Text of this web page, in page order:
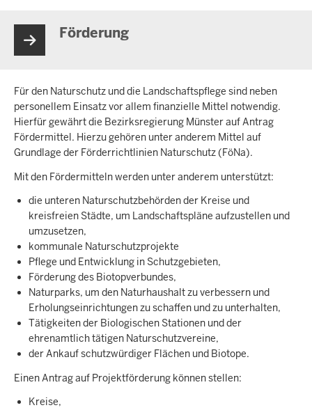
Förderung
Für den Naturschutz und die Landschaftspflege sind neben
personellem Einsatz vor allem finanzielle Mittel notwendig.
Hierfür gewährt die Bezirksregierung Münster auf Antrag
Fördermittel. Hierzu gehören unter anderem Mittel auf
Grundlage der Förderrichtlinien Naturschutz (FöNa).
Mit den Fördermitteln werden unter anderem unterstützt:
die unteren Naturschutzbehörden der Kreise und
kreisfreien Städte, um Landschaftspläne aufzustellen und
umzusetzen,
kommunale Naturschutzprojekte
Pflege und Entwicklung in Schutzgebieten,
Förderung des Biotopverbundes,
Naturparks, um den Naturhaushalt zu verbessern und
Erholungseinrichtungen zu schaffen und zu unterhalten,
Tätigkeiten der Biologischen Stationen und der
ehrenamtlich tätigen Naturschutzvereine,
der Ankauf schutzwürdiger Flächen und Biotope.
Einen Antrag auf Projektförderung können stellen:
Kreise,